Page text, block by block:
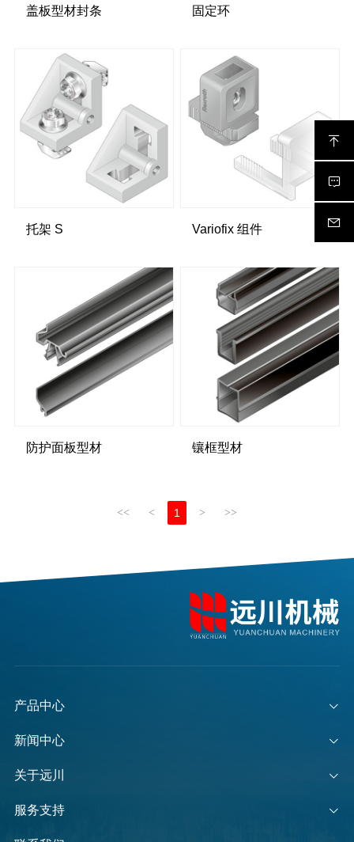
盖板型材封条 固定环
托架 S Variofix 组件
防护面板型材 镶框型材
<< < 1 > >>
产品中心
新闻中心
关于远川
服务支持